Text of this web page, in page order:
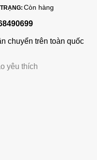
Còn hàng
chuyển trên toàn quốc
yêu thích